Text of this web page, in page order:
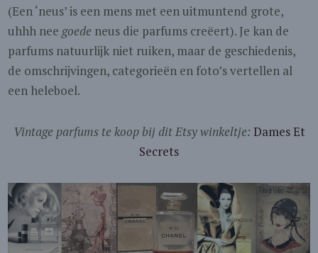
(Een ‘neus’ is een mens met een uitmuntend grote,
uhhh nee goede neus die parfums creëert). Je kan de
parfums natuurlijk niet ruiken, maar de geschiedenis,
de omschrijvingen, categorieën en foto’s vertellen al
een heleboel.
Vintage parfums te koop bij dit Etsy winkeltje:Dames Et
Secrets